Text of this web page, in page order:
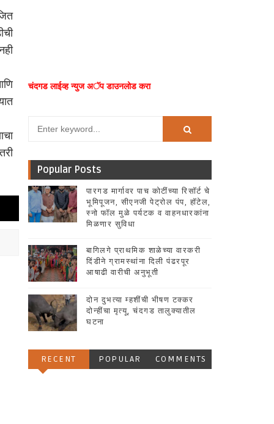
चंदगड लाईव्ह न्युज अॅप डाउनलोड करा
Popular Posts
पारगड मार्गावर पाच कोटींच्या रिसॉर्ट चे
भूमिपूजन, सीएनजी पेट्रोल पंप, हॉटेल,
स्नो फॉल मुळे पर्यटक व वाहनधारकांना
मिळणार सुविधा
बागिलगे प्राथमिक शाळेच्या वारकरी
दिंडीने ग्रामस्थांना दिली पंढरपूर
आषाढी वारीची अनुभूती
दोन दुभत्या म्हशींची भीषण टक्कर
दोन्हींचा मृत्यू, चंदगड तालुक्यातील
घटना
RECENT POPULAR COMMENTS